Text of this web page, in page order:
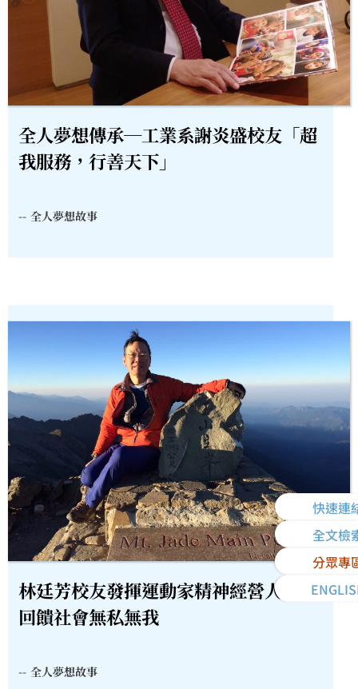
快速連
全文檢
分眾專
全人夢想傳承─工業系謝炎盛校友「超
我服務，行善天下」
-- 全人夢想故事
林廷芳校友發揮運動家精神經營人生
回饋社會無私無我
-- 全人夢想故事